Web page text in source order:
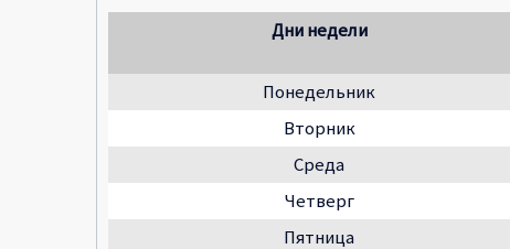
Дни недели
Понедельник
Вторник
Среда
Четверг
Пятница